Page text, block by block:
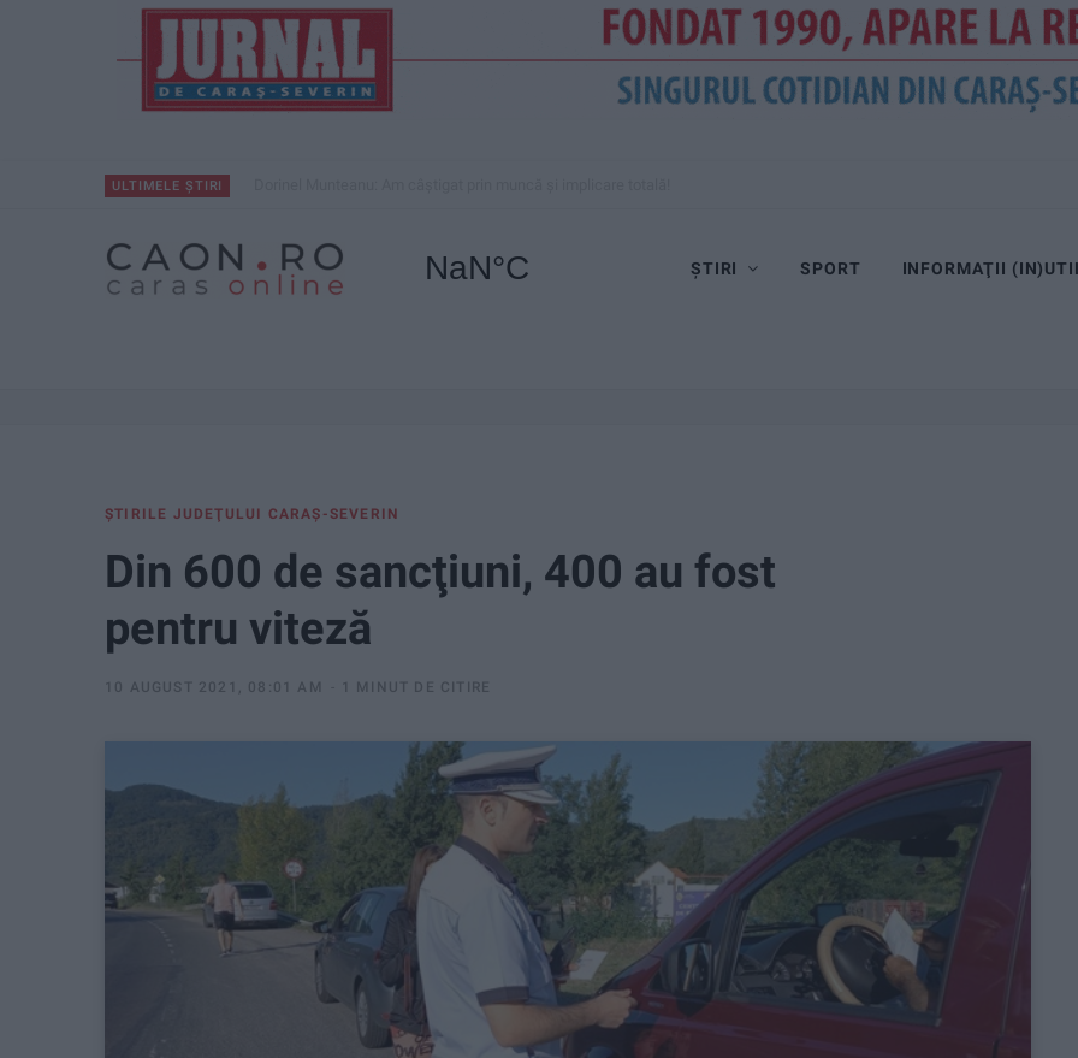
ULTIMELE ȘTIRI
ȘTIRI SPORT INFORMAŢII
ŞTIRILE JUDEŢULUI CARAŞ-SEVERIN
Din 600 de sancţiuni, 400 au fost
pentru viteză
10 AUGUST 2021, 08:01 AM 1 MINUT DE CITIRE